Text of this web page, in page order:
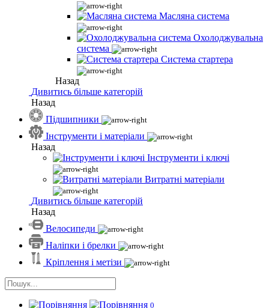
Масляна система
Охолоджувальна
система
Система стартера
Назад
Дивитись більше категорій
Назад
Підшипники
Інструменти і матеріали
Назад
Інструменти і ключі
Витратні матеріали
Дивитись більше категорій
Назад
Велосипеди
Наліпки і брелки
Кріплення і метізи
0